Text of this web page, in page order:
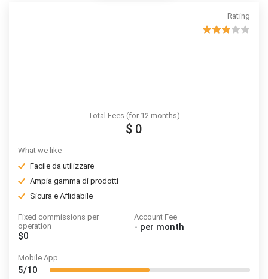
Rating
Total Fees (for 12 months)
$ 0
What we like
Facile da utilizzare
Ampia gamma di prodotti
Sicura e Affidabile
Fixed commissions per
operation
$0
Account Fee
- per month
Mobile App
5/10